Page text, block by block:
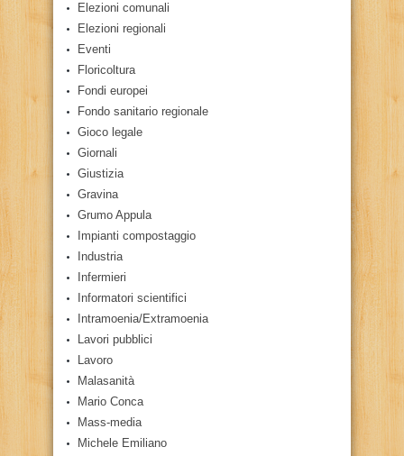
Elezioni comunali
Elezioni regionali
Eventi
Floricoltura
Fondi europei
Fondo sanitario regionale
Gioco legale
Giornali
Giustizia
Gravina
Grumo Appula
Impianti compostaggio
Industria
Infermieri
Informatori scientifici
Intramoenia/Extramoenia
Lavori pubblici
Lavoro
Malasanità
Mario Conca
Mass-media
Michele Emiliano